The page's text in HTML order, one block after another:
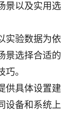
景以及实用选
实验数据为依
景选择合适的
。
供具体设置建
设备和系统上